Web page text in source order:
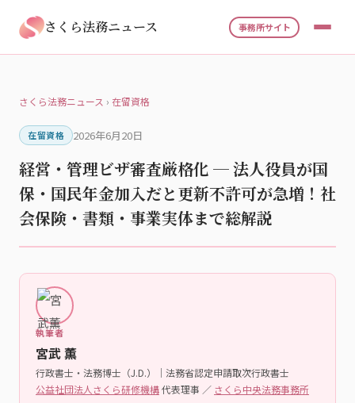
さくら法務ニュース 事務所サイト
さくら法務ニュース › 在留資格
在留資格 2026年6月20日
経営・管理ビザ審査厳格化 ─ 法人役員が国
保・国民年金加入だと更新不許可が急増！社
会保険・書類・事業実体まで総解説
執筆者
宮武 薫
行政書士・法務博士（J.D.）｜法務省認定申請取次行政書士
公益社団法人さくら研修機構代表理事 ／ さくら中央法務事務所